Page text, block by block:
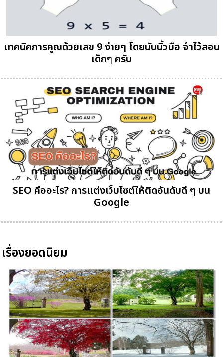
เทคนิคการคูณด้วยเลข 9 ง่ายๆ โดยนับนิ้วมือ จำไว้สอน
เด็กๆ ครับ
SEO คืออะไร? การแต่งเว็บไซต์ให้ติดอันดับดี ๆ บน
Google
เรื่องยอดนิยม